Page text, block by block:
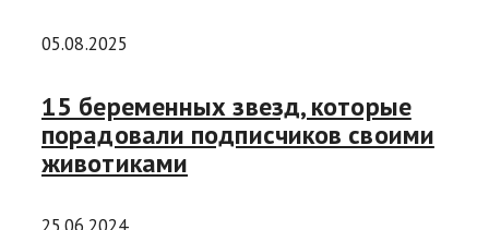
05.08.2025
15 беременных звезд, которые
порадовали подписчиков своими
животиками